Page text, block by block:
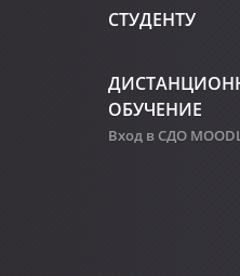
СТУДЕНТУ
ОБУЧЕНИЕ
Вход в СДО